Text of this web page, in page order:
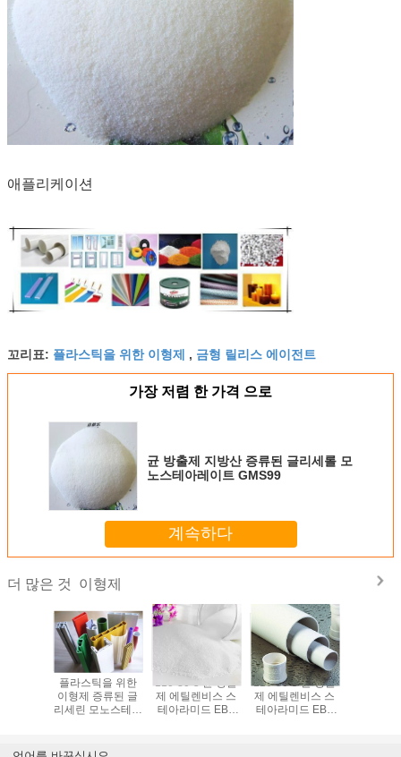
애플리케이션
꼬리표: 플라스틱을 위한 이형제 , 금형 릴리스 에이전트
가장 저렴 한 가격 으로
균 방출제 지방산 증류된 글리세롤 모
노스테아레이트 GMS99
계속하다
더 많은 것 이형제
플라스틱을 위한
이형제 증류된 글
리세린 모노스테아
제 에틸렌비스 스
테아라미드 EBS
110-30-5 균 방출
제 에틸렌비스 스
테아라미드 EBS